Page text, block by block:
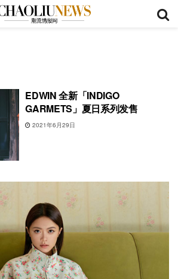
EDWIN 全新「INDIGO
GARMETS」夏日系列发售
2021年6月29日